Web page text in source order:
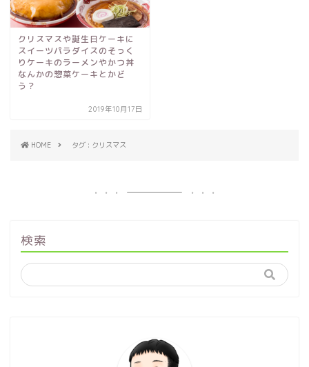
クリスマスや誕生日ケーキに
スイーツパラダイスのそっく
りケーキのラーメンやかつ丼
なんかの惣菜ケーキとかど
う？
2019年10月17日
HOME タグ : クリスマス
検索